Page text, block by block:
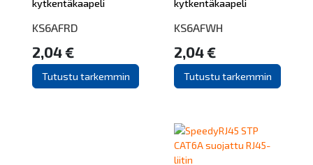
kytkentäkaapeli
KS6AFRD
2,04 €
Tutustu tarkemmin
kytkentäkaapeli
KS6AFWH
2,04 €
Tutustu tarkemmin